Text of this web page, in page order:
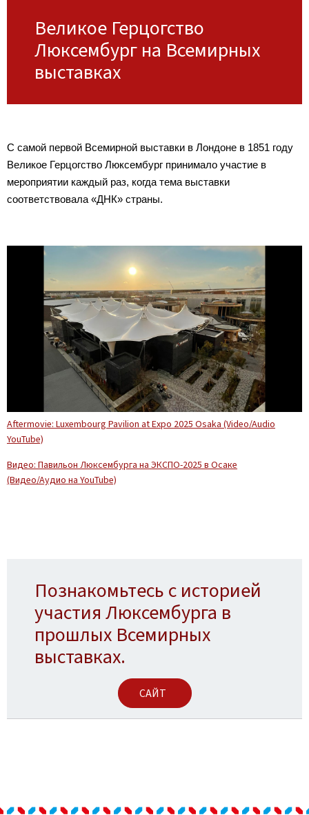
Великое Герцогство
Люксембург на Всемирных
выставках
С самой первой Всемирной выставки в Лондоне в 1851 году
Великое Герцогство Люксембург принимало участие в
мероприятии каждый раз, когда тема выставки
соответствовала «ДНК» страны.
Aftermovie: Luxembourg Pavilion at Expo 2025 Osaka (Video/Audio
YouTube)
Видео: Павильон Люксембурга на ЭКСПО-2025 в Осаке
(Видео/Аудио на YouTube)
Познакомьтесь с историей
участия Люксембурга в
прошлых Всемирных
выставках.
САЙТ